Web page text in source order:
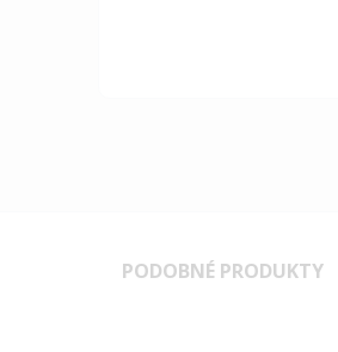
PODOBNÉ PRODUKTY